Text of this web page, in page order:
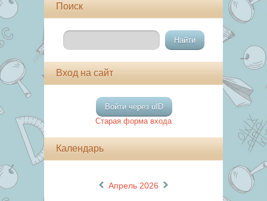
Поиск
Вход на сайт
Войти через uID
Старая форма входа
Календарь
Апрель 2026